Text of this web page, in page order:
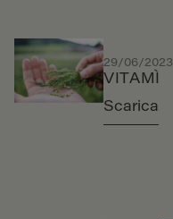
29/06/2023
VITAMÌ
Scarica